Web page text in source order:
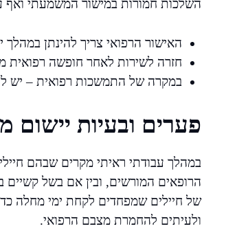
השלכות חמורות במישור המשמעתי ואף
האישור הרפואי צריך להינתן
חזרה לשירות לאחר חופשה רפואית
במקרה של התמשכות רפואית – יש
פערים ובעיות
במהלך עבודתי ראיתי מקרים שבהם
הרופאים המורשים, ובין אם בשל קשיים
של חיילים שמפחדים לקחת ימי מחלה
ולעיתים להחמרת מצבם הרפואי.